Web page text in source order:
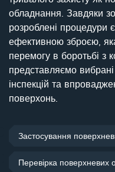
обладнання. Завдяки
розроблені процедури
ефективною зброєю,
перемогу в боротьбі з
представляємо
інспекцій та
поверхонь.
Застосування
Перевірка поверхневих